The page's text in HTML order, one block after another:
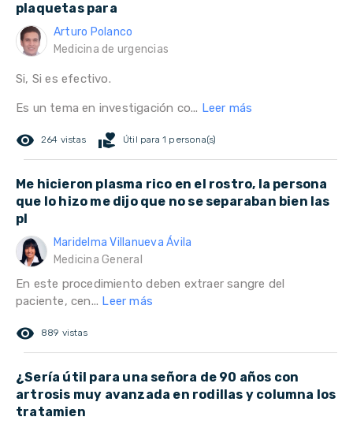
plaquetas para
Arturo Polanco
Medicina de urgencias
Si, Si es efectivo.
Es un tema en investigación co... Leer más
remove_red_eye 264 vistas volunteer_activism Útil para 1 persona(s)
Me hicieron plasma rico en el rostro, la persona
que lo hizo me dijo que no se separaban bien las
pl
Maridelma Villanueva Ávila
Medicina General
En este procedimiento deben extraer sangre del
paciente, cen... Leer más
remove_red_eye 889 vistas
¿Sería útil para una señora de 90 años con
artrosis muy avanzada en rodillas y columna los
tratamien